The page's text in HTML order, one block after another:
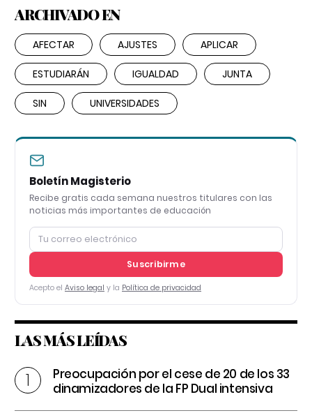
ARCHIVADO EN
AFECTAR AJUSTES APLICAR
ESTUDIARÁN IGUALDAD JUNTA
SIN UNIVERSIDADES
Boletín Magisterio
Recibe gratis cada semana nuestros titulares con las
noticias más importantes de educación
Suscribirme
Acepto el Aviso legal y la Política de privacidad
LAS MÁS LEÍDAS
Preocupación por el cese de 20 de los 33
dinamizadores de la FP Dual intensiva